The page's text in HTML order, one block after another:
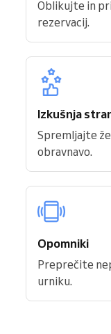
Oblikujte in
rezervacij.
Izkušnja
Spremljajte
obravnavo.
Opomniki
Preprečite
urniku.